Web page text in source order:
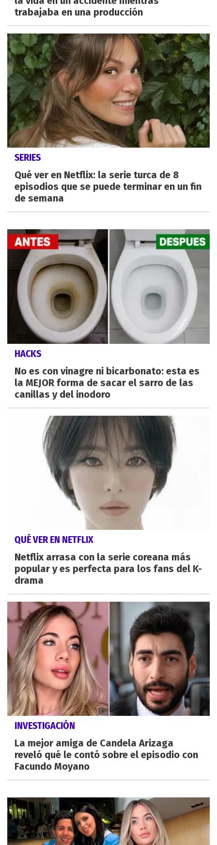
trabajaba en una producción
SERIES
Qué ver en Netflix: la serie turca de 8
episodios que se puede terminar en un fin
de semana
HACKS
No es con vinagre ni bicarbonato: esta es
la MEJOR forma de sacar el sarro de las
canillas y del inodoro
QUÉ VER EN NETFLIX
Netflix arrasa con la serie coreana más
popular y es perfecta para los fans del K-
drama
INVESTIGACIÓN
La mejor amiga de Candela Arizaga
reveló qué le contó sobre el episodio con
Facundo Moyano